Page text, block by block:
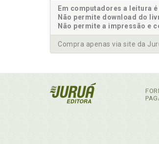
Em computadores a leitura
Não permite download do
Não permite a impressão e
Compra apenas via site da